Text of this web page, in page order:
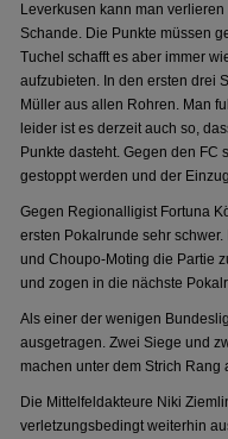
Leverkusen kann man
Schande. Die Punkte müssen
Tuchel schafft es aber immer
aufzubieten. In den ersten drei
Müller aus allen Rohren. Man
leider ist es derzeit auch so,
Punkte dasteht. Gegen den FC
gestoppt werden und der
Gegen Regionalligist Fortuna
ersten Pokalrunde sehr
und Choupo-Moting die Partie
und zogen in die nächste
Als einer der wenigen
ausgetragen. Zwei Siege und
machen unter dem Strich Rang
Die Mittelfeldakteure Niki
verletzungsbedingt weiterhin